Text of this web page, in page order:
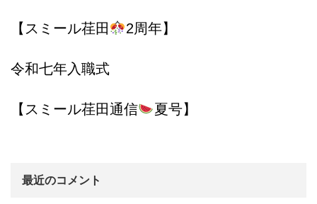
【スミール荏田 2周年】
令和七年入職式
【スミール荏田通信 夏号】
最近のコメント